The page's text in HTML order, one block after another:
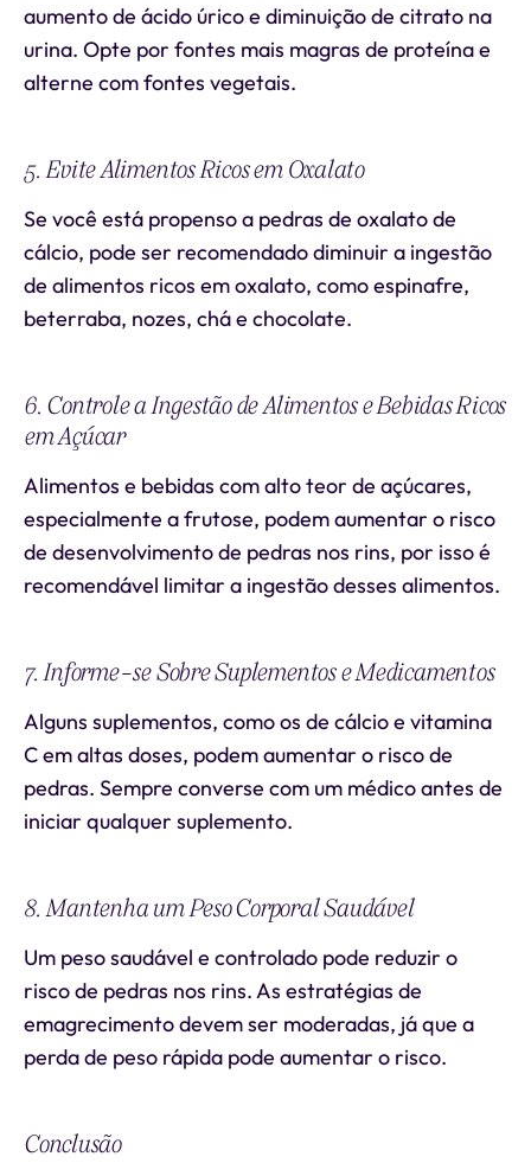
aumento de ácido úrico e diminuição de citrato na
urina. Opte por fontes mais magras de proteína e
alterne com fontes vegetais.
5. Evite Alimentos Ricos em Oxalato
Se você está propenso a pedras de oxalato de
cálcio, pode ser recomendado diminuir a ingestão
de alimentos ricos em oxalato, como espinafre,
beterraba, nozes, chá e chocolate.
6. Controle a Ingestão de Alimentos e Bebidas Ricos
em Açúcar
Alimentos e bebidas com alto teor de açúcares,
especialmente a frutose, podem aumentar o risco
de desenvolvimento de pedras nos rins, por isso é
recomendável limitar a ingestão desses alimentos.
7. Informe-se Sobre Suplementos e Medicamentos
Alguns suplementos, como os de cálcio e vitamina
C em altas doses, podem aumentar o risco de
pedras. Sempre converse com um médico antes de
iniciar qualquer suplemento.
8. Mantenha um Peso Corporal Saudável
Um peso saudável e controlado pode reduzir o
risco de pedras nos rins. As estratégias de
emagrecimento devem ser moderadas, já que a
perda de peso rápida pode aumentar o risco.
Conclusão